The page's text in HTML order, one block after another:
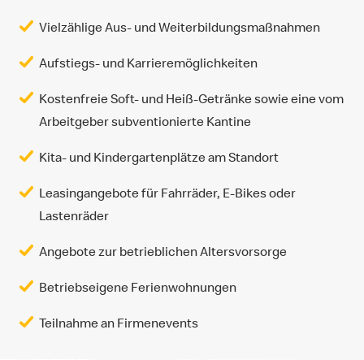
Vielzählige Aus- und Weiterbildungsmaßnahmen
Aufstiegs- und Karrieremöglichkeiten
Kostenfreie Soft- und Heiß-Getränke sowie eine vom
Arbeitgeber subventionierte Kantine
Kita- und Kindergartenplätze am Standort
Leasingangebote für Fahrräder, E-Bikes oder
Lastenräder
Angebote zur betrieblichen Altersvorsorge
Betriebseigene Ferienwohnungen
Teilnahme an Firmenevents